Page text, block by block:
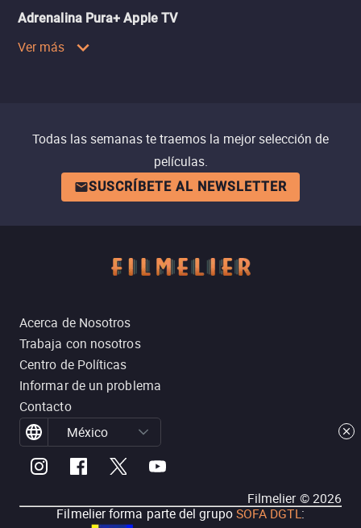
Adrenalina Pura+ Apple TV
Ver más
Todas las semanas te traemos la mejor selección de
películas.
SUSCRÍBETE AL NEWSLETTER
Acerca de Nosotros
Trabaja con nosotros
Centro de Políticas
Informar de un problema
Contacto
México
Filmelier ©2026
Filmelier forma parte del grupoSOFA DGTL: